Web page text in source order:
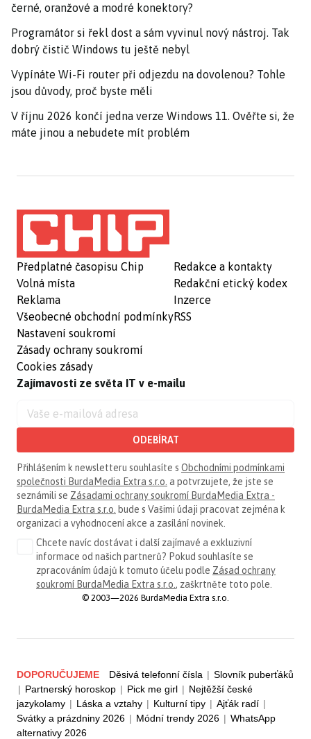
černé, oranžové a modré konektory?
Programátor si řekl dost a sám vyvinul nový nástroj. Tak
dobrý čistič Windows tu ještě nebyl
Vypínáte Wi-Fi router při odjezdu na dovolenou? Tohle
jsou důvody, proč byste měli
V říjnu 2026 končí jedna verze Windows 11. Ověřte si, že
máte jinou a nebudete mít problém
Předplatné časopisu Chip
Volná místa
Reklama
Všeobecné obchodní podmínky
Nastavení soukromí
Zásady ochrany soukromí
Cookies zásady
Redakce a kontakty
Redakční etický kodex
Inzerce
RSS
Zajímavosti ze světa IT v e-mailu
ODEBÍRAT
Přihlášením k newsletteru souhlasíte s Obchodními podmínkami
společnosti BurdaMedia Extra s.r.o. a potvrzujete, že jste se
seznámili se Zásadami ochrany soukromí BurdaMedia Extra -
BurdaMedia Extra s.r.o. bude s Vašimi údaji pracovat zejména k
organizaci a vyhodnocení akce a zasílání novinek.
Chcete navíc dostávat i další zajímavé a exkluzivní
informace od našich partnerů? Pokud souhlasíte se
zpracováním údajů k tomuto účelu podle Zásad ochrany
soukromí BurdaMedia Extra s.r.o. , zaškrtněte toto pole.
© 2003—2026 BurdaMedia Extra s.r.o.
DOPORUČUJEME Děsivá telefonní čísla | Slovník puberťáků
| Partnerský horoskop | Pick me girl | Nejtěžší české
jazykolamy | Láska a vztahy | Kulturní tipy | Ajťák radí |
Svátky a prázdniny 2026 | Módní trendy 2026 | WhatsApp
alternativy 2026